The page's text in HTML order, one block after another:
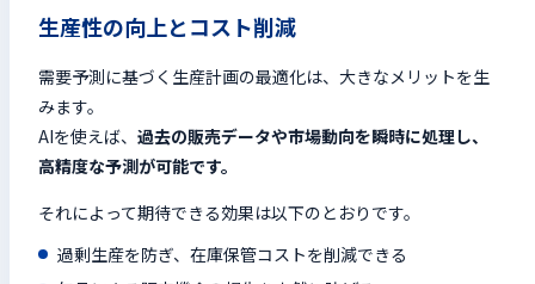
生産性の向上とコスト削減
需要予測に基づく生産計画の最適化は、大きなメリットを生
みます。
AIを使えば、 過去の販売データや市場動向を瞬時に処理し、
高精度な予測が可能です。
それによって期待できる効果は以下のとおりです。
過剰生産を防ぎ、在庫保管コストを削減できる